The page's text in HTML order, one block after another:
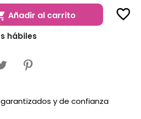
Añadir al carrito favorite_border
hábiles
y de confianza